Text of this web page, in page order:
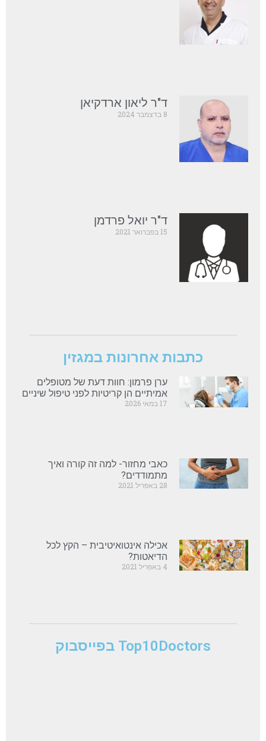
ד"ר ליאון ארדקיאן
8 בדצמבר 2024
ד"ר יואל פרדמן
15 בפברואר 2021
כתבות אחרונות במגזין
ערן פרמון: חוות דעת של מטופלים
אמיתיים הן קריטיות לפני טיפול שיניים
17 במאי 2026
כאבי מחזור- למה זה קורה ואיך
מתמודדים?
28 באפריל 2021
אכילה אינטואיטיבית – הקץ לכל
הדיאטות?
4 באפריל 2021
Top10Doctors בפייסבוק